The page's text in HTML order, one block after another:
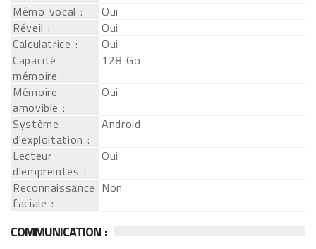
Mémo vocal :
Oui
Réveil :
Oui
Calculatrice :
Oui
Capacité
mémoire :
128 Go
Mémoire
amovible :
Oui
Système
d'exploitation :
Android
Lecteur
d'empreintes :
Oui
Reconnaissance
faciale :
Non
COMMUNICATION :